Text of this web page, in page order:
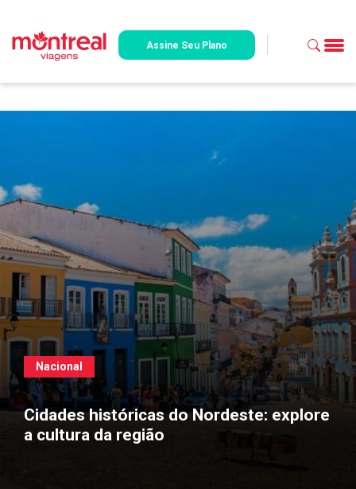
Assine Seu Plano
Nacional
Cidades históricas do Nordeste: explore
a cultura da região